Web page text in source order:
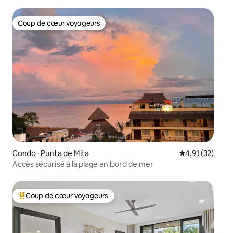
Coup de cœur voyageurs
Coup de cœur voyageurs
Condo · Punta de Mita Note
4,91 (32)
Accès sécurisé à la plage en bord de mer
Coup de cœur voyageurs parmi les plus aimés
Coup de cœur voyageurs